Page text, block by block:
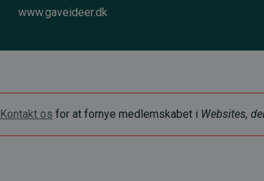
www.gaveideer.dk
Kontakt os for at fornye medlemskabet i Websites,